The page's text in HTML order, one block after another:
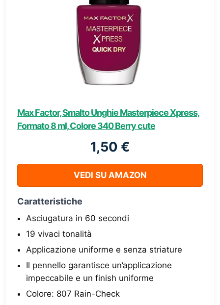
Max Factor, Smalto Unghie Masterpiece Xpress,
Formato 8 ml, Colore 340 Berry cute
1,50 €
VEDI SU AMAZON
Caratteristiche
Asciugatura in 60 secondi
19 vivaci tonalità
Applicazione uniforme e senza striature
Il pennello garantisce un’applicazione
impeccabile e un finish uniforme
Colore: 807 Rain-Check